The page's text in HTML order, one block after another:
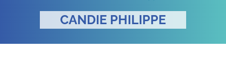
CANDIE PHILIPPE